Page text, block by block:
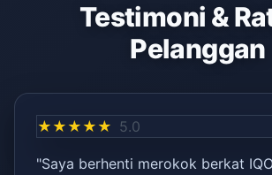
Testimoni &
Pelanggan
★★★★★ 5.0
"Saya berhenti merokok berkat